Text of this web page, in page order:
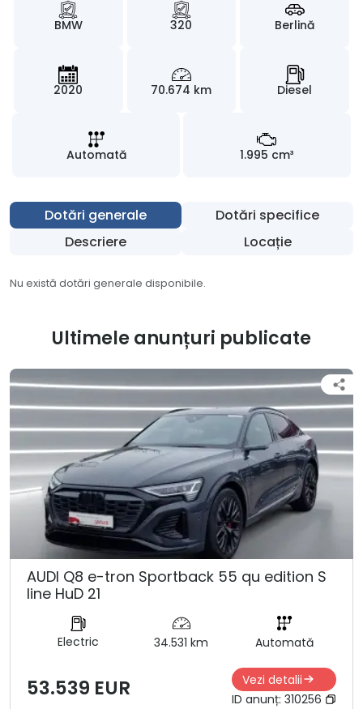
BMW 320 Berlină
2020 70.674 km Diesel
Automată 1.995 cm³
Dotări generale
Dotări specifice
Descriere
Locație
Nu există dotări generale disponibile.
Ultimele anunțuri publicate
AUDI Q8 e-tron Sportback 55 qu edition S
line HuD 21
Electric 34.531 km Automată
53.539 EUR
Vezi detalii
ID anunț: 310256